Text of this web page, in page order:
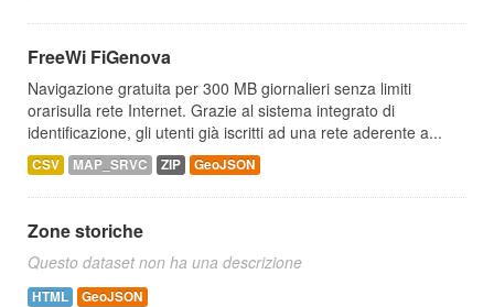
FreeWi FiGenova
Navigazione gratuita per 300 MB giornalieri senza limiti
orarisulla rete Internet. Grazie al sistema integrato di
identificazione, gli utenti già iscritti ad una rete aderente a...
CSV MAP_SRVC ZIP GeoJSON
Zone storiche
Questo dataset non ha una descrizione
HTML GeoJSON